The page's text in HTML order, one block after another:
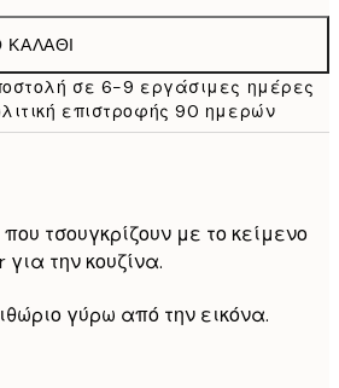
19,95 €
27,45 €
16,23 €
32,45 €
σε 6-9 εργάσιμες ημέρες
επιστροφής 90 ημερών
τσουγκρίζουν με το κείμενο
την κουζίνα.
γύρω από την εικόνα.